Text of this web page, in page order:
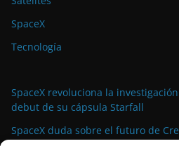
SpaceX
Tecnología
SpaceX revoluciona la
debut de su cápsula Starfall
SpaceX duda sobre el futuro de